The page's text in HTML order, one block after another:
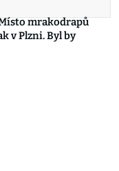
mrakodrapů
v Plzni. Byl by